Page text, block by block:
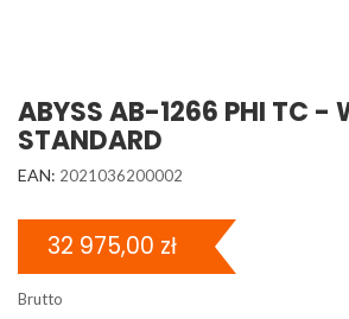
ABYSS AB-1266 PHI TC -
STANDARD
EAN: 2021036200002
32 975,00 zł
Brutto